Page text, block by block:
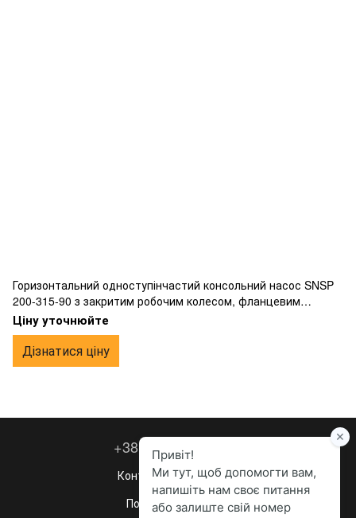
Горизонтальний одноступінчастий консольний насос SNSP
200-315-90 з закритим робочим колесом, фланцевим
підключенням, виготовлений з чавуну.
Ціну уточнюйте
Дізнатися ціну
+38 067 260-36-63
Контактна інформація
Повна версія сайту